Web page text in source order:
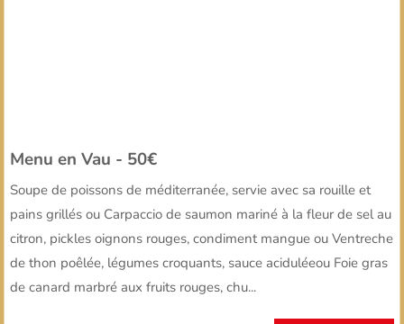
Menu en Vau - 50€
Soupe de poissons de méditerranée, servie avec sa rouille et
pains grillés ou Carpaccio de saumon mariné à la fleur de sel au
citron, pickles oignons rouges, condiment mangue ou Ventreche
de thon poêlée, légumes croquants, sauce aciduléeou Foie gras
de canard marbré aux fruits rouges, chu...